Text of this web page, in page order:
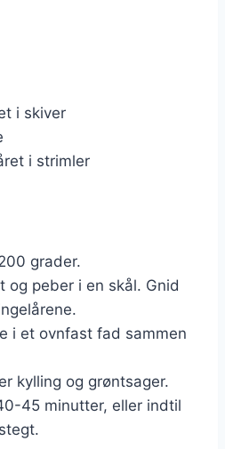
i skiver
i strimler
grader.
og peber i en skål. Gnid
i et ovnfast fad sammen
kylling og grøntsager.
45 minutter, eller indtil